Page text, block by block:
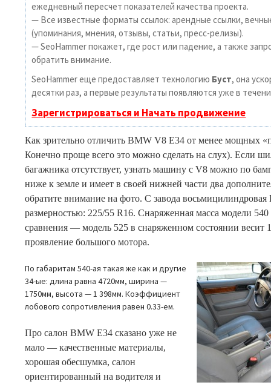
ежедневный пересчет показателей качества проекта.
— Все известные форматы ссылок: арендные ссылки,
(упоминания, мнения, отзывы, статьи, пресс-релизы).
— SeoHammer покажет, где рост или падение, а также
обратить внимание.
SeoHammer еще предоставляет технологию Буст, она
десятки раз, а первые результаты появляются уже в
Зарегистрироваться и Начать продвижение
Как зрительно отличить BMW V8 E34 от менее мощных
Конечно проще всего это можно сделать на слух). Если
багажника отсутствует, узнать машину с V8 можно по
ниже к земле и имеет в своей нижней части два
обратите внимание на фото. С завода
размерностью: 225/55 R16. Снаряженная масса модели 540
сравнения — модель 525 в снаряженном состоянии весит
проявление большого мотора.
По габаритам 540-ая такая же как и другие
34-ые: длина равна 4720мм, ширина —
1750мм, высота — 1 398мм. Коэффициент
лобового сопротивления равен 0.33-ем.
Про салон BMW E34 сказано уже не
мало — качественные материалы,
хорошая обесшумка, салон
ориентированный на водителя и